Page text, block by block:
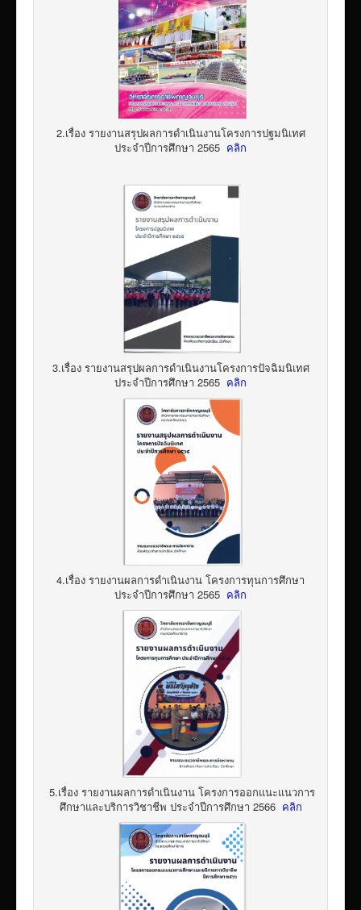
2.เรื่อง รายงานสรุปผลการดำเนินงานโครงการปฐมนิเทศ
ประจำปีการศึกษา 2565 คลิก
3.เรื่อง รายงานสรุปผลการดำเนินงานโครงการปัจฉิมนิเทศ
ประจำปีการศึกษา 2565 คลิก
4.เรื่อง รายงานผลการดำเนินงาน โครงการทุนการศึกษา
ประจำปีการศึกษา 2565 คลิก
5.เรื่อง รายงานผลการดำเนินงาน โครงการออกแนะแนวการ
ศึกษาและบริการวิชาชีพ ประจำปีการศึกษา 2566 คลิก